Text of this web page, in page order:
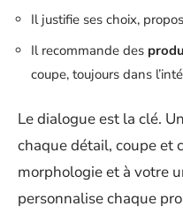
Il justifie ses choix,
Il recommande des
coupe, toujours dans
Le dialogue est la clé. Un
chaque détail, coupe et
morphologie et à votre
personnalise chaque